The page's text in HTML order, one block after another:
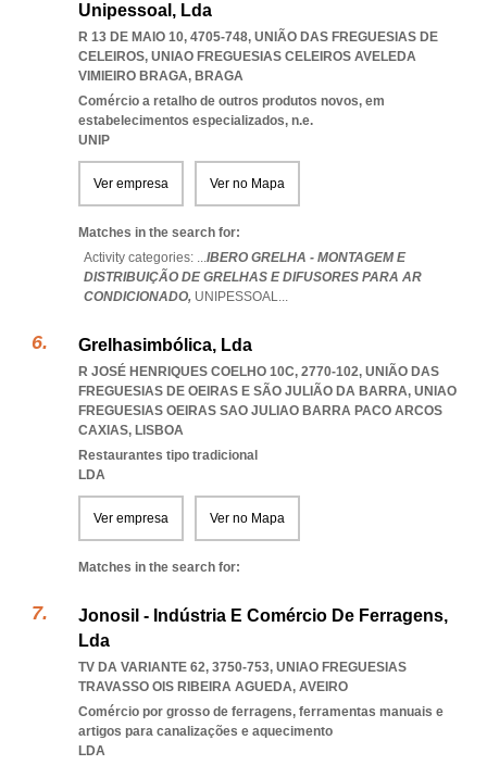
Unipessoal, Lda
R 13 DE MAIO 10, 4705-748, UNIÃO DAS FREGUESIAS DE
CELEIROS, UNIAO FREGUESIAS CELEIROS AVELEDA
VIMIEIRO BRAGA, BRAGA
Comércio a retalho de outros produtos novos, em
estabelecimentos especializados, n.e.
UNIP
Ver empresa Ver no Mapa
Matches in the search for:
Activity categories: ...IBERO GRELHA - MONTAGEM E
DISTRIBUIÇÃO DE GRELHAS E DIFUSORES PARA AR
CONDICIONADO, UNIPESSOAL...
Grelhasimbólica, Lda
R JOSÉ HENRIQUES COELHO 10C, 2770-102, UNIÃO DAS
FREGUESIAS DE OEIRAS E SÃO JULIÃO DA BARRA, UNIAO
FREGUESIAS OEIRAS SAO JULIAO BARRA PACO ARCOS
CAXIAS, LISBOA
Restaurantes tipo tradicional
LDA
Ver empresa Ver no Mapa
Matches in the search for:
Jonosil - Indústria E Comércio De Ferragens,
Lda
TV DA VARIANTE 62, 3750-753, UNIAO FREGUESIAS
TRAVASSO OIS RIBEIRA AGUEDA, AVEIRO
Comércio por grosso de ferragens, ferramentas manuais e
artigos para canalizações e aquecimento
LDA